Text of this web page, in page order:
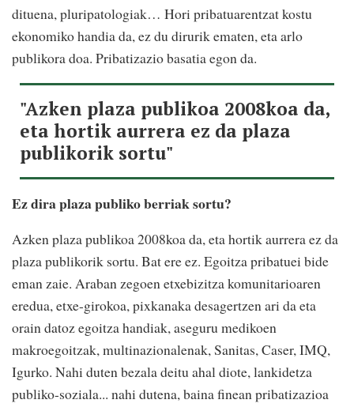
dituena, pluripatologiak… Hori pribatuarentzat kostu
ekonomiko handia da, ez du dirurik ematen, eta arlo
publikora doa. Pribatizazio basatia egon da.
"Azken plaza publikoa 2008koa da,
eta hortik aurrera ez da plaza
publikorik sortu"
Ez dira plaza publiko berriak sortu?
Azken plaza publikoa 2008koa da, eta hortik aurrera ez da
plaza publikorik sortu. Bat ere ez. Egoitza pribatuei bide
eman zaie. Araban zegoen etxebizitza komunitarioaren
eredua, etxe-girokoa, pixkanaka desagertzen ari da eta
orain datoz egoitza handiak, aseguru medikoen
makroegoitzak, multinazionalenak, Sanitas, Caser, IMQ,
Igurko. Nahi duten bezala deitu ahal diote, lankidetza
publiko-soziala... nahi dutena, baina finean pribatizazioa